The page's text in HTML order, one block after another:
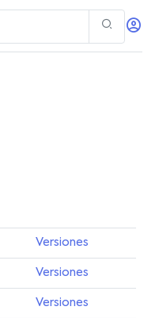
Versiones
Versiones
Versiones